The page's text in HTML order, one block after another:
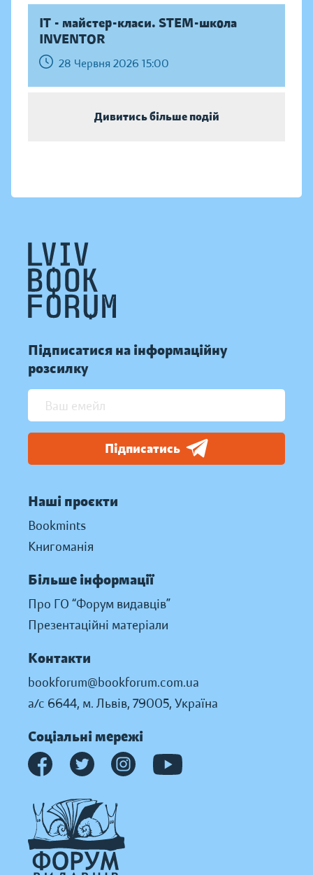
IT - майстер-класи. STEM-школа
INVENTOR
28 Червня 2026 15:00
Дивитись більше подій
Підписатися на інформаційну
розсилку
Підписатись
Наші проєкти
Bookmints
Книгоманія
Більше інформації
Про ГО “Форум видавців”
Презентаційні матеріали
Контакти
bookforum@bookforum.com.ua
а/с 6644, м. Львів, 79005, Україна
Соціальні мережі